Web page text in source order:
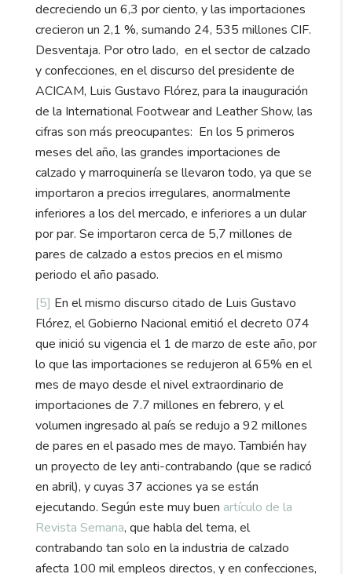
decreciendo un 6,3 por ciento, y las importaciones
crecieron un 2,1 %, sumando 24, 535 millones CIF.
Desventaja. Por otro lado, en el sector de calzado
y confecciones, en el discurso del presidente de
ACICAM, Luis Gustavo Flórez, para la inauguración
de la International Footwear and Leather Show, las
cifras son más preocupantes: En los 5 primeros
meses del año, las grandes importaciones de
calzado y marroquinería se llevaron todo, ya que se
importaron a precios irregulares, anormalmente
inferiores a los del mercado, e inferiores a un dular
por par. Se importaron cerca de 5,7 millones de
pares de calzado a estos precios en el mismo
periodo el año pasado.
[5] En el mismo discurso citado de Luis Gustavo
Flórez, el Gobierno Nacional emitió el decreto 074
que inició su vigencia el 1 de marzo de este año, por
lo que las importaciones se redujeron al 65% en el
mes de mayo desde el nivel extraordinario de
importaciones de 7.7 millones en febrero, y el
volumen ingresado al país se redujo a 92 millones
de pares en el pasado mes de mayo. También hay
un proyecto de ley anti-contrabando (que se radicó
en abril), y cuyas 37 acciones ya se están
ejecutando. Según este muy buen artículo de la
Revista Semana, que habla del tema, el
contrabando tan solo en la industria de calzado
afecta 100 mil empleos directos, y en confecciones,